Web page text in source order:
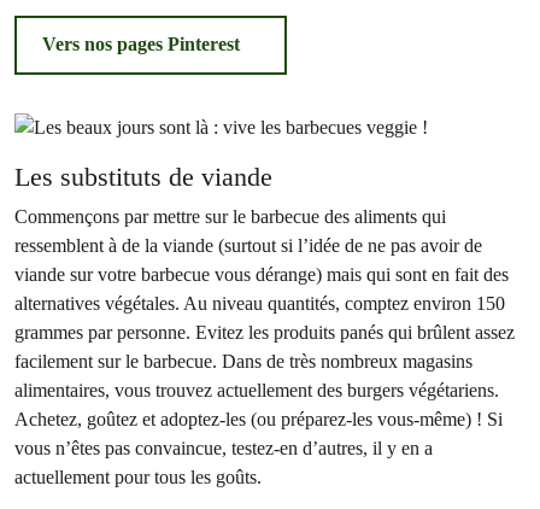
Vers nos pages Pinterest
Les substituts de viande
Commençons par mettre sur le barbecue des aliments qui
ressemblent à de la viande (surtout si l’idée de ne pas avoir de
viande sur votre barbecue vous dérange) mais qui sont en fait des
alternatives végétales. Au niveau quantités, comptez environ 150
grammes par personne. Evitez les produits panés qui brûlent assez
facilement sur le barbecue. Dans de très nombreux magasins
alimentaires, vous trouvez actuellement des burgers végétariens.
Achetez, goûtez et adoptez-les (ou préparez-les vous-même) ! Si
vous n’êtes pas convaincue, testez-en d’autres, il y en a
actuellement pour tous les goûts.